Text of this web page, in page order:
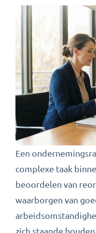
Een
complexe taak
beoordelen van
waarborgen van
zich staande